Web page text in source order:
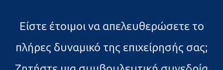
Είστε έτοιμοι να απελευθερώσετε το
πλήρες δυναμικό της επιχείρησής σας;